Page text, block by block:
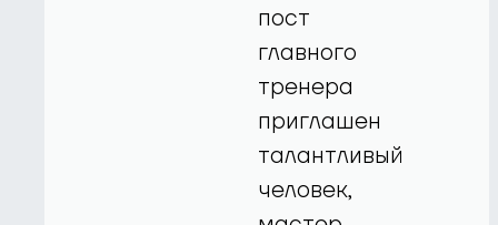
пост
главного
тренера
приглашен
талантливый
человек,